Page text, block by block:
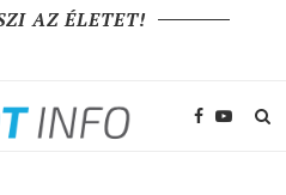
AZ ÉLETET!